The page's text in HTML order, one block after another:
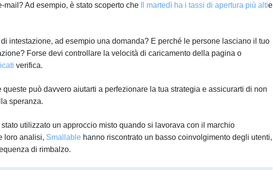
Ad esempio, è stato scoperto che
Il martedì ha i tassi di apertura più altie
intestazione, ad esempio una domanda? E perché le persone lasciano il tuo
Forse devi controllare la velocità di caricamento della pagina o
verifica.
può davvero aiutarti a perfezionare la tua strategia e assicurarti di non
speranza.
utilizzato un approccio misto quando si lavorava con il marchio
loro analisi, Smallable hanno riscontrato un basso coinvolgimento degli utenti,
di rimbalzo.